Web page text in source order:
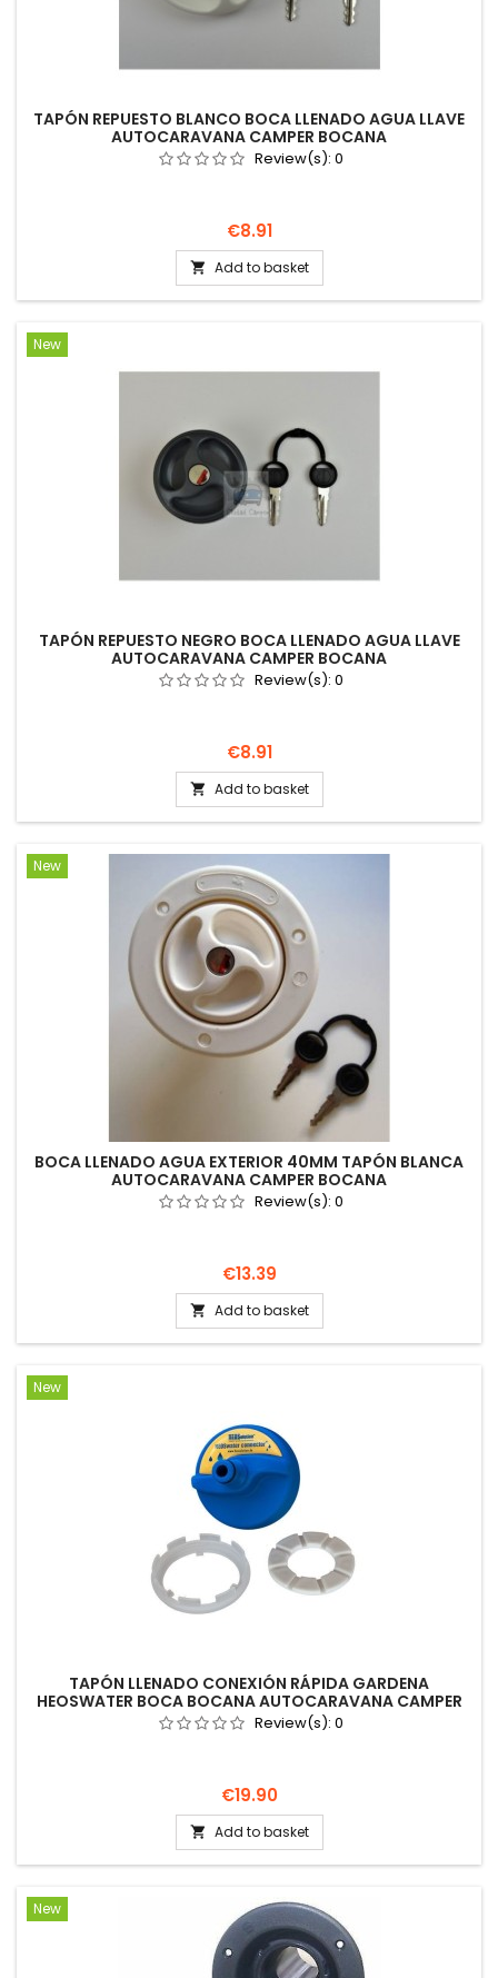
TAPÓN REPUESTO BLANCO BOCA LLENADO AGUA LLAVE
AUTOCARAVANA CAMPER BOCANA
Review(s): 0
Price
€8.91
 Add to basket
New
TAPÓN REPUESTO NEGRO BOCA LLENADO AGUA LLAVE
AUTOCARAVANA CAMPER BOCANA
Review(s): 0
Price
€8.91
 Add to basket
New
BOCA LLENADO AGUA EXTERIOR 40MM TAPÓN BLANCA
AUTOCARAVANA CAMPER BOCANA
Review(s): 0
Price
€13.39
 Add to basket
New
TAPÓN LLENADO CONEXIÓN RÁPIDA GARDENA
HEOSWATER BOCA BOCANA AUTOCARAVANA CAMPER
Review(s): 0
Price
€19.90
 Add to basket
New